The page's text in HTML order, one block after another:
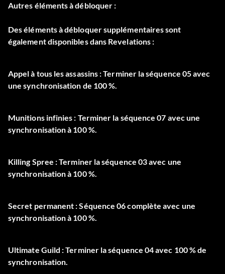
Autres éléments à débloquer :
Des éléments à débloquer supplémentaires sont
également disponibles dans Revelations :
Appel à tous les assassins : Terminer la séquence 05 avec
une synchronisation de 100 %.
Munitions infinies : Terminer la séquence 07 avec une
synchronisation à 100 %.
Killing Spree : Terminer la séquence 03 avec une
synchronisation à 100 %.
Secret permanent : Séquence 06 complète avec une
synchronisation à 100 %.
Ultimate Guild : Terminer la séquence 04 avec 100 % de
synchronisation.